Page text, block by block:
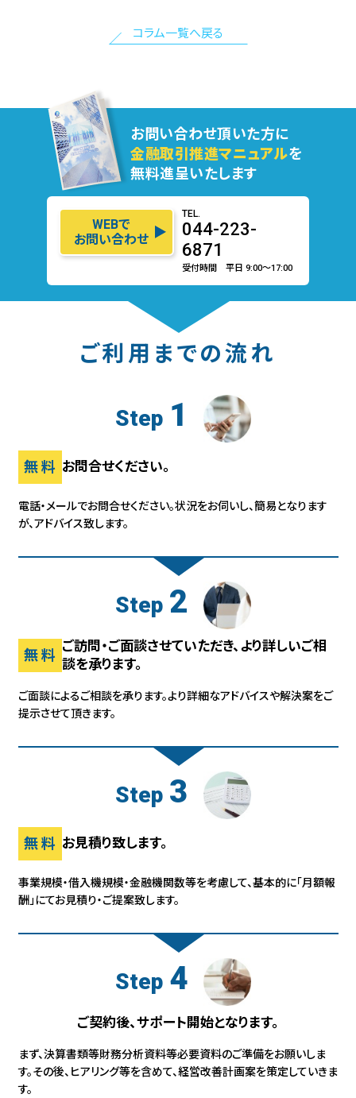
コラム一覧へ戻る
お問い合わせ頂いた方に
金融取引推進マニュアルを
無料進呈いたします
WEBで
お問い合わせ
TEL.
044-223-
6871
受付時間 平日 9:00〜17:00
ご利用までの流れ
Step 1
無料 お問合せください。
電話・メールでお問合せください。状況をお伺いし、簡易となります
が、アドバイス致します。
Step 2
無料
ご訪問・ご面談させていただき、より詳しいご相
談を承ります。
ご面談によるご相談を承ります。より詳細なアドバイスや解決案をご
提示させて頂きます。
Step 3
無料 お見積り致します。
事業規模・借入機規模・金融機関数等を考慮して、基本的に「月額報
酬」にてお見積り・ご提案致します。
Step 4
ご契約後、サポート開始となります。
まず、決算書類等財務分析資料等必要資料のご準備をお願いしま
す。その後、 ヒアリング等を含めて、経営改善計画案を策定していきま
す。